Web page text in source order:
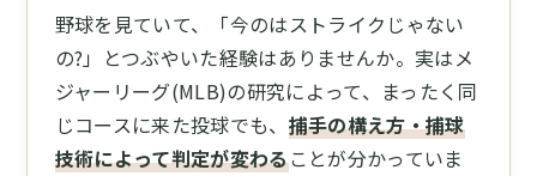
野球を見ていて、「今のはストライクじゃない
の?」とつぶやいた経験はありませんか。実はメ
ジャーリーグ(MLB)の研究によって、まったく同
じコースに来た投球でも、 捕手の構え方・捕球
技術によって判定が変わることが分かっていま